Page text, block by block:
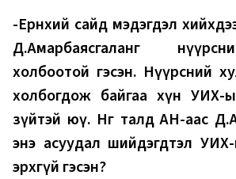
-Ерөнхий сайд мэдэгдэл
Д.Амарбаясгаланг
холбоотой гэсэн. Нүүрсний
холбогдож байгаа хүн УИХ-
зүйтэй юү. Нөгөө талд АН-аас
энэ асуудал шийдэгдтэл
эрхгүй гэсэн?